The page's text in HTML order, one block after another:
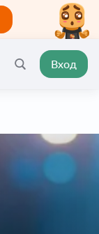
Вход